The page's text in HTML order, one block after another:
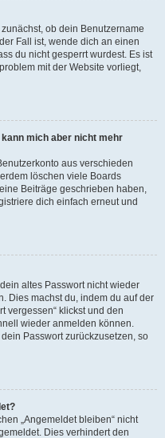
ob dein Benutzername
Fall ist, wende dich an einen
du nicht gesperrt wurdest. Es ist
mit der Website vorliegt,
mich aber nicht mehr
aus verschieden
löschen viele Boards
Beiträge geschrieben haben,
dich einfach erneut und
altes Passwort nicht wieder
Dies machst du, indem du auf der
vergessen“ klickst und den
wieder anmelden können.
Passwort zurückzusetzen, so
„Angemeldet bleiben“ nicht
Dies verhindert den